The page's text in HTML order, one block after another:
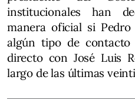
institucionales han
manera oficial si
algún tipo de contacto
directo con José Luis
largo de las últimas